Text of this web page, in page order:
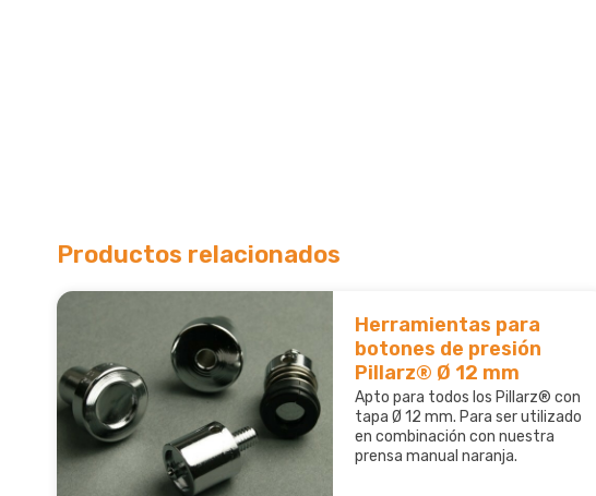
Productos relacionados
Herramientas para
botones de presión
Pillarz® Ø 12 mm
Apto para todos los Pillarz® con
tapa Ø 12 mm. Para ser utilizado
en combinación con nuestra
prensa manual naranja.